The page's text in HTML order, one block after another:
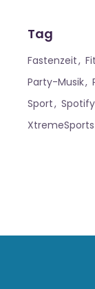
Tag
Fastenzeit
Party-Musik
Sport
Spotify
XtremeSports